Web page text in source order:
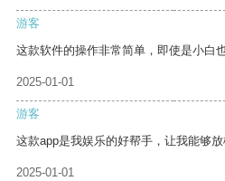
游客
这款软件的操作非常简单，即使是小白
2025-01-01
游客
这款app是我娱乐的好帮手，让我能够放
2025-01-01